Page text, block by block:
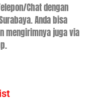
Chat dengan
Anda bisa
mengirimnya juga via